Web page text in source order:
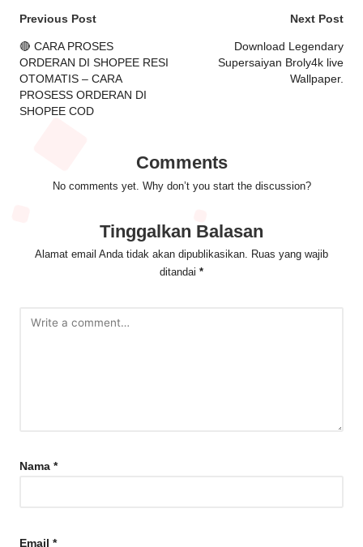
Post
navigation
Previous Post
🔴 CARA PROSES
ORDERAN DI SHOPEE RESI
OTOMATIS – CARA
PROSESS ORDERAN DI
SHOPEE COD
Next Post
Download Legendary
Supersaiyan Broly4k live
Wallpaper.
Comments
No comments yet. Why don’t you start the discussion?
Tinggalkan Balasan
Alamat email Anda tidak akan dipublikasikan. Ruas yang wajib
ditandai *
Nama *
Email *